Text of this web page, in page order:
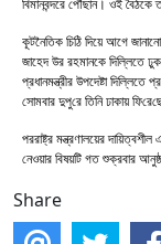
কূটনৈতিক চিঠি দিয়ে আগে
জাহেদ উর রহমানকে দিল্লিতে
প্রধানমন্ত্রীর উপদেষ্টা
সোমবার দুপু‌রে তিনি ঢাকায়
পররাষ্ট্র মন্ত্রণালয়ের
নেওয়ার বিষয়টি গত শুক্রবার
Share